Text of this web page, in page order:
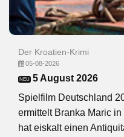
Der Kroatien-Krimi
05-08-2026
NEU 5 August 2026
Spielfilm Deutschland
ermittelt Branka Maric
hat eiskalt einen